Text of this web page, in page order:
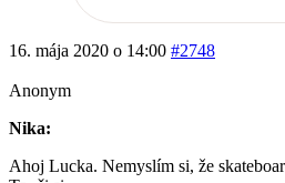
16. mája 2020 o 14:00 #2748
Anonym
Nika:
Ahoj Lucka. Nemyslím si, že